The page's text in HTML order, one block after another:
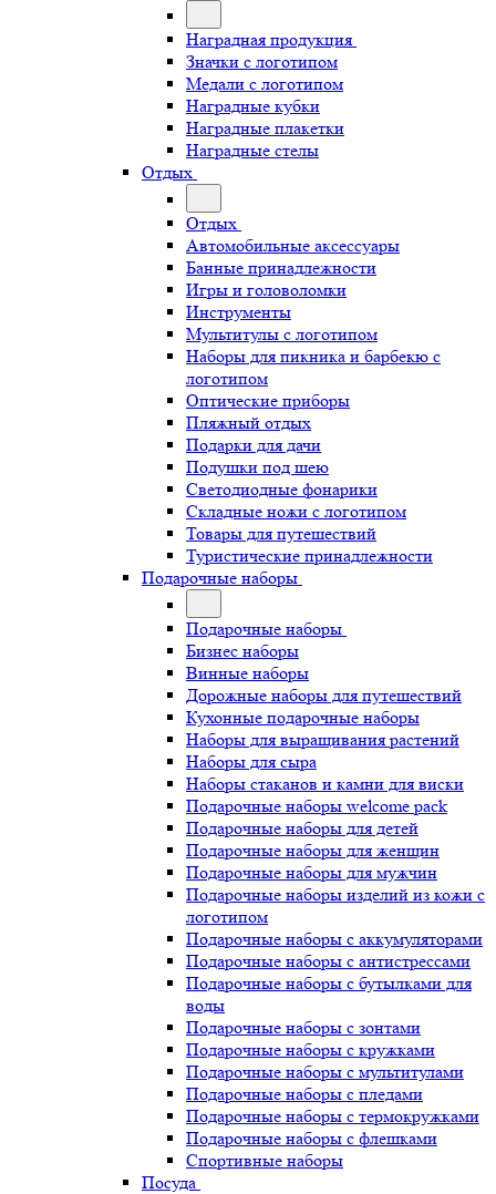
Наградная продукция
Значки с логотипом
Медали с логотипом
Наградные кубки
Наградные плакетки
Наградные стелы
Отдых
Отдых
Автомобильные аксессуары
Банные принадлежности
Игры и головоломки
Инструменты
Мультитулы с логотипом
Наборы для пикника и барбекю с
логотипом
Оптические приборы
Пляжный отдых
Подарки для дачи
Подушки под шею
Светодиодные фонарики
Складные ножи с логотипом
Товары для путешествий
Туристические принадлежности
Подарочные наборы
Подарочные наборы
Бизнес наборы
Винные наборы
Дорожные наборы для путешествий
Кухонные подарочные наборы
Наборы для выращивания растений
Наборы для сыра
Наборы стаканов и камни для виски
Подарочные наборы welcome pack
Подарочные наборы для детей
Подарочные наборы для женщин
Подарочные наборы для мужчин
Подарочные наборы изделий из кожи с
логотипом
Подарочные наборы с аккумуляторами
Подарочные наборы с антистрессами
Подарочные наборы с бутылками для
воды
Подарочные наборы с зонтами
Подарочные наборы с кружками
Подарочные наборы с мультитулами
Подарочные наборы с пледами
Подарочные наборы с термокружками
Подарочные наборы с флешками
Спортивные наборы
Посуда